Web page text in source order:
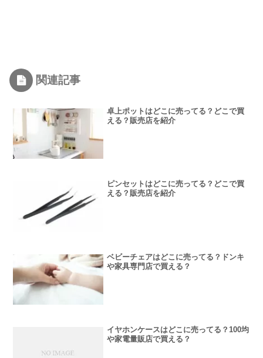
関連記事
卓上ポットはどこに売ってる？どこで買
える？販売店を紹介
ピンセットはどこに売ってる？どこで買
える？販売店を紹介
ベビーチェアはどこに売ってる？ドンキ
や家具専門店で買える？
イヤホンケースはどこに売ってる？100均
や家電量販店で買える？